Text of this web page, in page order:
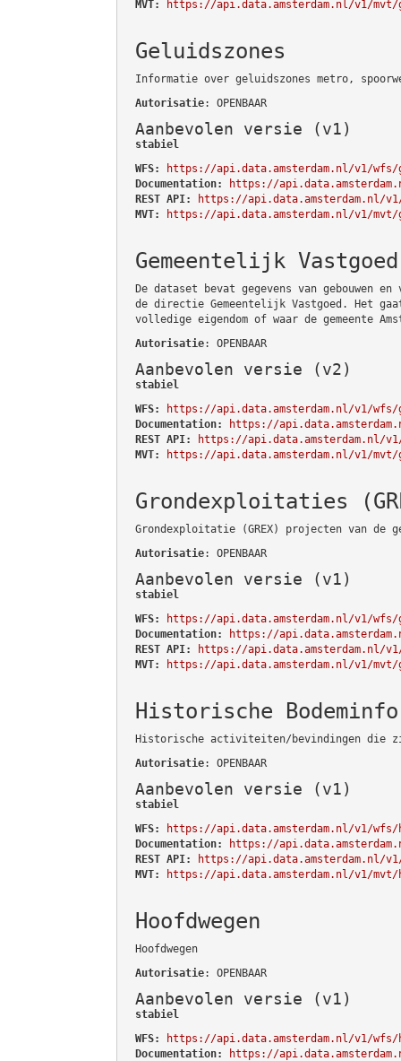
MVT:
https://api.data.amsterdam.nl/v1/mvt/
Geluidszones
Informatie over geluidszones metro,
Autorisatie: OPENBAAR
Aanbevolen versie (v1)
stabiel
WFS:
https://api.data.amsterdam.nl/v1/wfs/
Documentation:
https://
REST API:
https://api.data.amsterdam.nl/
MVT:
https://api.data.amsterdam.nl/v1/mvt/
Gemeentelijk Vastgoed
De dataset bevat gegevens van gebouwen
de directie Gemeentelijk Vastgoed. Het
volledige eigendom of waar de gemeente
Autorisatie: OPENBAAR
Aanbevolen versie (v2)
stabiel
WFS:
https://api.data.amsterdam.nl/v1/wfs/
Documentation:
https://
REST API:
https://api.data.amsterdam.nl/
MVT:
https://api.data.amsterdam.nl/v1/mvt/
Grondexploitaties
Grondexploitatie (GREX) projecten van de
Autorisatie: OPENBAAR
Aanbevolen versie (v1)
stabiel
WFS:
https://api.data.amsterdam.nl/v1/wfs/
Documentation:
https://
REST API:
https://api.data.amsterdam.nl/
MVT:
https://api.data.amsterdam.nl/v1/mvt/
Historische
Historische activiteiten/bevindingen die
Autorisatie: OPENBAAR
Aanbevolen versie (v1)
stabiel
WFS:
https://api.data.amsterdam.nl/v1/wfs/
Documentation:
https://
REST API:
https://api.data.amsterdam.nl/
MVT:
https://api.data.amsterdam.nl/v1/mvt/
Hoofdwegen
Hoofdwegen
Autorisatie: OPENBAAR
Aanbevolen versie (v1)
stabiel
WFS:
https://api.data.amsterdam.nl/v1/wfs/
Documentation:
https://